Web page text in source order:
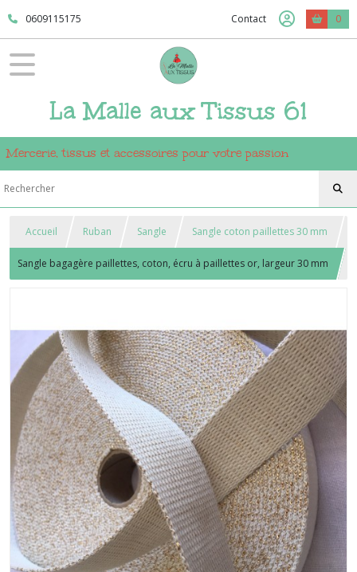
0609115175 Contact 0
La Malle aux Tissus 61
Mercerie, tissus et accessoires pour votre passion
Accueil Ruban Sangle Sangle coton paillettes 30 mm
Sangle bagagère paillettes, coton, écru à paillettes or, largeur 30 mm